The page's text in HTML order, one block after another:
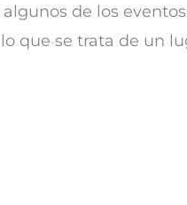
de los
que se trata de un